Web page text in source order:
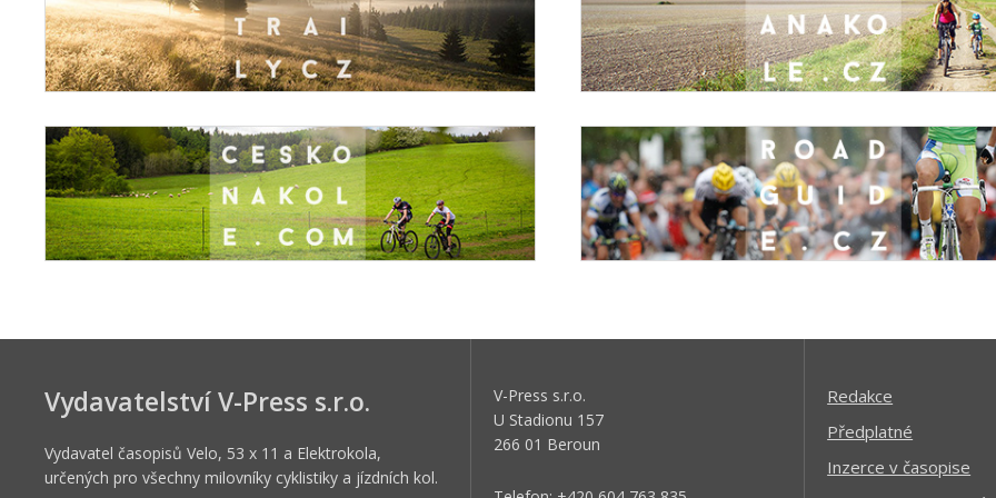
Vydavatelství V-Press s.r.o.
Vydavatel časopisů Velo, 53 x 11 a Elektrokola,
určených pro všechny milovníky cyklistiky a jízdních kol.
V-Press s.r.o.
U Stadionu 157
266 01 Beroun
Redakce
Předplatné
Inzerce v časopise